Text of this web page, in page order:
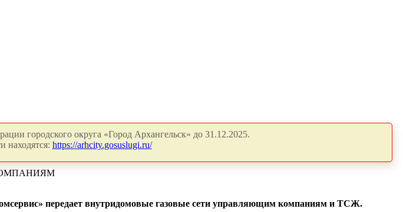
городского округа «Город Архангельск» до 31.12.2025.
находятся: https://arhcity.gosuslugi.ru/
передает внутридомовые газовые сети управляющим компаниям и ТСЖ.